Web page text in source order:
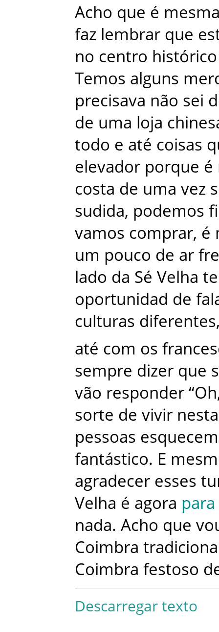
Acho que é
faz lembrar que
no centro histórico
Temos alguns
precisava não sei
de uma loja
todo e até coisas
elevador porque é
costa de uma vez
sudida, podemos
vamos comprar, é
um pouco de ar
lado da Sé Velha
oportunidad de
culturas diferentes
até com os
sempre dizer que
vão responder “Oh
sorte de vivir nesta
pessoas esquecem
fantástico. E
agradecer esses
Velha é agora para
nada. Acho que
Coimbra
Coimbra festoso
Descarregar texto